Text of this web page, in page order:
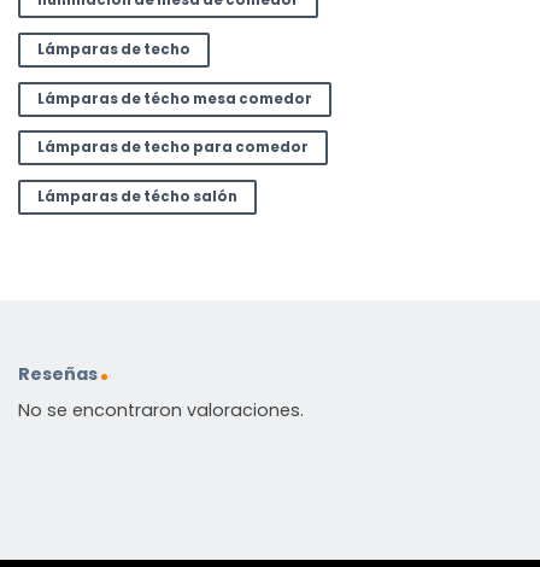
Lámparas de techo
Lámparas de técho mesa comedor
Lámparas de techo para comedor
Lámparas de técho salón
Reseñas
No se encontraron valoraciones.